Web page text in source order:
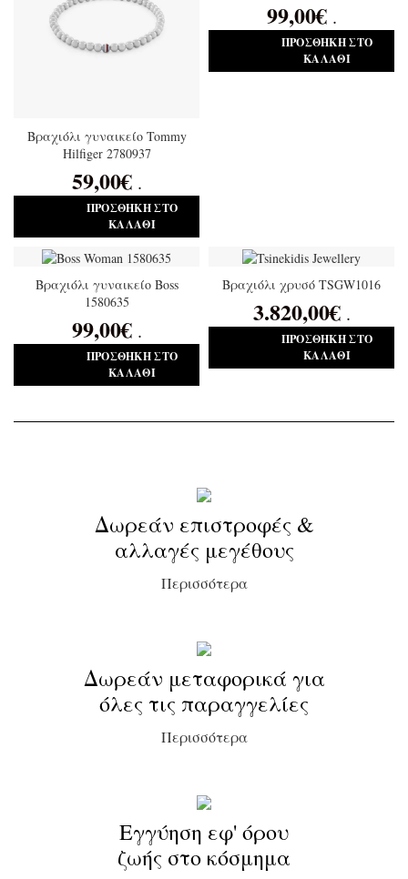
Βραχιόλι γυναικείο Tommy
Hilfiger 2780937
59,00€ .
ΠΡΟΣΘΉΚΗ ΣΤΟ
ΚΑΛΆΘΙ
99,00€ .
ΠΡΟΣΘΉΚΗ ΣΤΟ
ΚΑΛΆΘΙ
Βραχιόλι γυναικείο Boss
1580635
99,00€ .
ΠΡΟΣΘΉΚΗ ΣΤΟ
ΚΑΛΆΘΙ
Βραχιόλι χρυσό TSGW1016
3.820,00€ .
ΠΡΟΣΘΉΚΗ ΣΤΟ
ΚΑΛΆΘΙ
Δωρεάν επιστροφές &
αλλαγές μεγέθους
Περισσότερα
Δωρεάν μεταφορικά για
όλες τις παραγγελίες
Περισσότερα
Εγγύηση εφ' όρου
ζωής στο κόσμημα